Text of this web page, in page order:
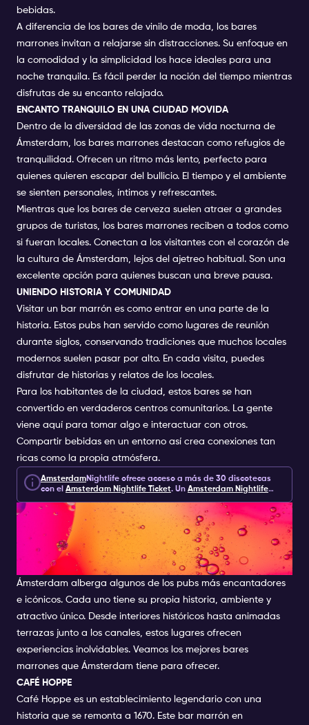
bebidas.
A diferencia de los bares de vinilo de moda, los bares
marrones invitan a relajarse sin distracciones. Su enfoque en
la comodidad y la simplicidad los hace ideales para una
noche tranquila. Es fácil perder la noción del tiempo mientras
disfrutas de su encanto relajado.
ENCANTO TRANQUILO EN UNA CIUDAD MOVIDA
Dentro de la diversidad de las zonas de vida nocturna de
Ámsterdam, los bares marrones destacan como refugios de
tranquilidad. Ofrecen un ritmo más lento, perfecto para
quienes quieren escapar del bullicio. El tiempo y el ambiente
se sienten personales, íntimos y refrescantes.
Mientras que los bares de cerveza suelen atraer a grandes
grupos de turistas, los bares marrones reciben a todos como
si fueran locales. Conectan a los visitantes con el corazón de
la cultura de Ámsterdam, lejos del ajetreo habitual. Son una
excelente opción para quienes buscan una breve pausa.
UNIENDO HISTORIA Y COMUNIDAD
Visitar un bar marrón es como entrar en una parte de la
historia. Estos pubs han servido como lugares de reunión
durante siglos, conservando tradiciones que muchos locales
modernos suelen pasar por alto. En cada visita, puedes
disfrutar de historias y relatos de los locales.
Para los habitantes de la ciudad, estos bares se han
convertido en verdaderos centros comunitarios. La gente
viene aquí para tomar algo e interactuar con otros.
Compartir bebidas en un entorno así crea conexiones tan
ricas como la propia atmósfera.
AmsterdamNightlife ofrece acceso a más de 30 discotecas
con el Amsterdam Nightlife Ticket. Un Amsterdam Nightlife
experiencias y extras por 10 €.
LOS MEJORES BARES
MARRONES DE ÁMSTERDAM
PARA VISITAR
Ámsterdam alberga algunos de los pubs más encantadores
e icónicos. Cada uno tiene su propia historia, ambiente y
atractivo único. Desde interiores históricos hasta animadas
terrazas junto a los canales, estos lugares ofrecen
experiencias inolvidables. Veamos los mejores bares
marrones que Ámsterdam tiene para ofrecer.
CAFÉ HOPPE
Café Hoppe es un establecimiento legendario con una
historia que se remonta a 1670. Este bar marrón en